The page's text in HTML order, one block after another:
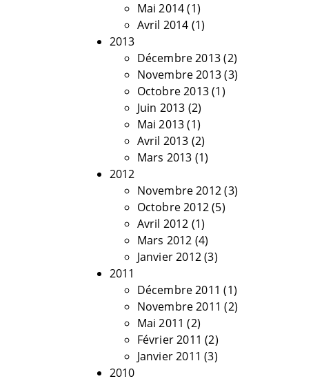
Mai 2014(1)
Avril 2014 (1)
2013
Décembre 2013(2)
Novembre 2013(3)
Octobre 2013(1)
Juin 2013 (2)
Mai 2013(1)
Avril 2013 (2)
Mars 2013 (1)
2012
Novembre 2012(3)
Octobre 2012(5)
Avril 2012 (1)
Mars 2012 (4)
Janvier 2012(3)
2011
Décembre 2011 (1)
Novembre 2011 (2)
Mai 2011 (2)
Février 2011 (2)
Janvier 2011 (3)
2010